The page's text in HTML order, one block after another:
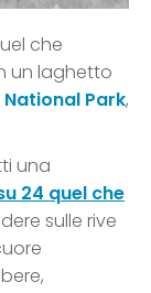
che
un laghetto
National Park,
una
24 quel che
sulle rive